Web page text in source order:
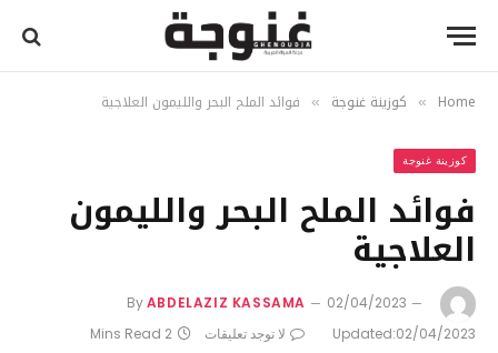
Home
» كوزينة غنوجة » فوائد الملح البحر والليمون العلاجية
كوزينة غنوجة
فوائد الملح البحر والليمون
العلاجية
ByABDELAZIZ KASSAMA
02/04/2023
Updated:02/04/2023 لا توجد تعليقات 2 Mins Read